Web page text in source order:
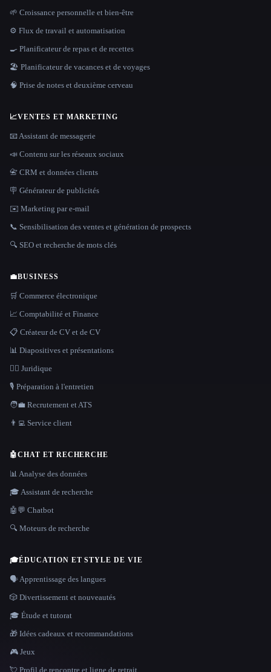
🌱 Croissance personnelle et bien-être
⚙️ Flux de travail et automatisation
🍳 Planificateur de repas et de recettes
🏖 Planificateur de vacances et de voyages
🧠 Prise de notes et deuxième cerveau
📈VENTES ET MARKETING
📧 Assistant de messagerie
📣 Contenu sur les réseaux sociaux
📇 CRM et données clients
🪧 Générateur de publicités
✉️ Marketing par e-mail
📞 Sensibilisation des ventes et génération de prospects
🔍 SEO et recherche de mots clés
💼BUSINESS
🛒 Commerce électronique
📈 Comptabilité et Finance
📋 Créateur de CV et de CV
📊 Diapositives et présentations
👩‍⚖️ Juridique
🎙️ Préparation à l'entretien
🧑‍💼 Recrutement et ATS
👨‍💻 Service client
🤖CHAT ET RECHERCHE
📊 Analyse des données
🎓 Assistant de recherche
🤖💬 Chatbot
🔍 Moteurs de recherche
🎓ÉDUCATION ET STYLE DE VIE
🗣️ Apprentissage des langues
🎲 Divertissement et nouveautés
🎓 Étude et tutorat
🎁 Idées cadeaux et recommandations
🎮 Jeux
💘 Profil de rencontre et ligne de retrait